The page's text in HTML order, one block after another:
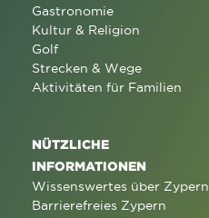
Gastronomie
Kultur & Religion
Golf
Strecken & Wege
Aktivitäten für Familien
NÜTZLICHE
INFORMATIONEN
Wissenswertes über Zypern
Barrierefreies Zypern